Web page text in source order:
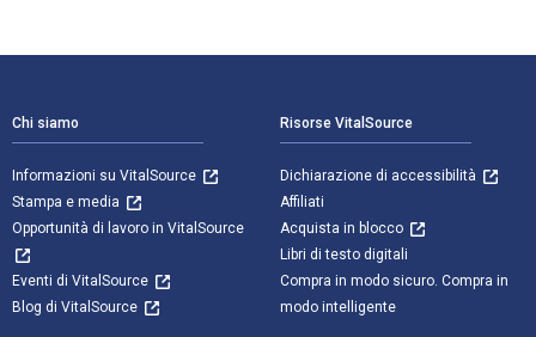
Chi siamo
Informazioni su VitalSource
Stampa e media
Opportunità di lavoro in VitalSource
Eventi di VitalSource
Blog di VitalSource
Risorse VitalSource
Dichiarazione di accessibilità
Affiliati
Acquista in blocco
Libri di testo digitali
Compra in modo sicuro. Compra in
modo intelligente